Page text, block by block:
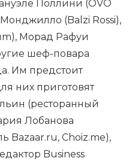
Поллини (OVO
(Balzi Rossi),
Морад Рафуи
шеф-повара
Им предстоит
них приготовят
(ресторанный
Лобанова
Bazaar.ru, Choiz.me),
Business